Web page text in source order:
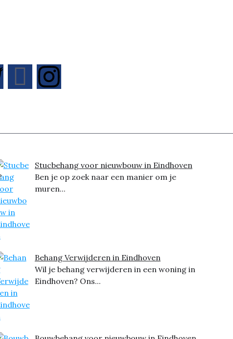
Stucbehang voor nieuwbouw in Eindhoven
Ben je op zoek naar een manier om je
muren...
Behang Verwijderen in Eindhoven
Wil je behang verwijderen in een woning in
Eindhoven? Ons...